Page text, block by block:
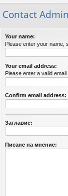
и
ъз
ки
и
Contact Admin
Your name:
Please enter your name,
Your email address:
Please enter a valid
Confirm email address:
Заглавие:
Писане на мнение: